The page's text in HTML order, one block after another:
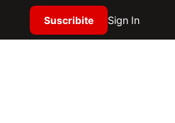
Suscribite Sign In